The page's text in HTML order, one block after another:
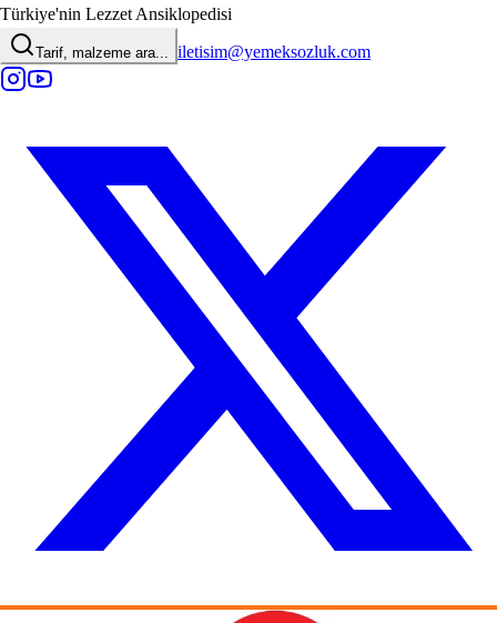
Türkiye'nin Lezzet Ansiklopedisi
Tarif, malzeme ara... iletisim@yemeksozluk.com